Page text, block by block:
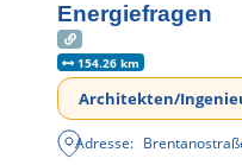
Energiefragen
154.26 km
Architekten/
Adresse: